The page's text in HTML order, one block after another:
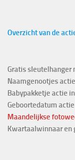
Overzicht van de
Gratis sleutelhanger
Naamgenootjes actie
Babypakketje actie
Geboortedatum actie
Maandelijkse
Kwartaalwinnaar en